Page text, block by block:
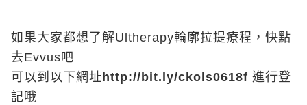
如果大家都想了解Ultherapy輪廓拉提療程，快點
去Evvus吧
可以到以下網址 http://bit.ly/ckols0618f 進行登
記哦